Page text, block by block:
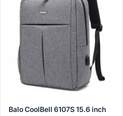
Balo CoolBell 6107S 15.6 inch